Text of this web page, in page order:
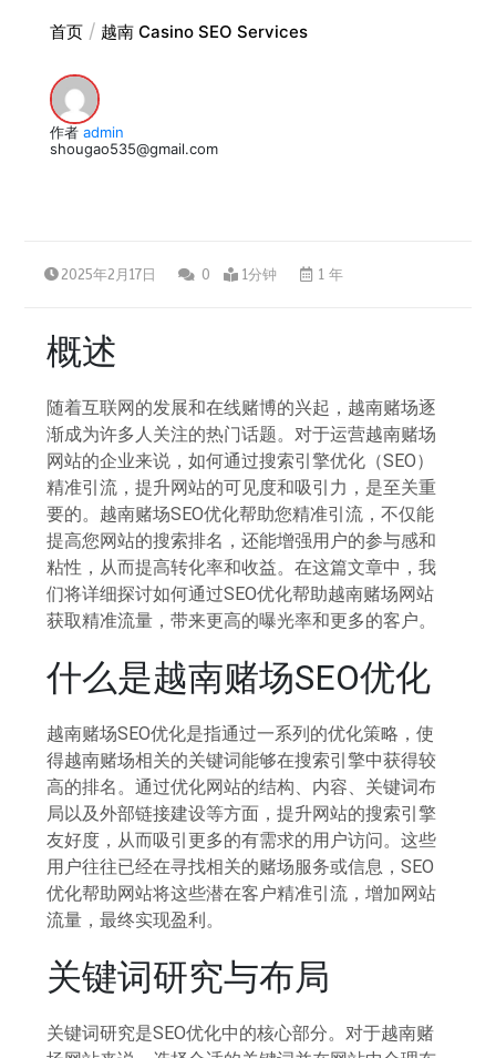
首页 越南 Casino SEO Services
作者 admin
shougao535@gmail.com
2025年2月17日 0 1分钟 1 年
概述
随着互联网的发展和在线赌博的兴起，越南赌场逐
渐成为许多人关注的热门话题。对于运营越南赌场
网站的企业来说，如何通过搜索引擎优化（SEO）
精准引流，提升网站的可见度和吸引力，是至关重
要的。越南赌场SEO优化帮助您精准引流，不仅能
提高您网站的搜索排名，还能增强用户的参与感和
粘性，从而提高转化率和收益。在这篇文章中，我
们将详细探讨如何通过SEO优化帮助越南赌场网站
获取精准流量，带来更高的曝光率和更多的客户。
什么是越南赌场SEO优化
越南赌场SEO优化是指通过一系列的优化策略，使
得越南赌场相关的关键词能够在搜索引擎中获得较
高的排名。通过优化网站的结构、内容、关键词布
局以及外部链接建设等方面，提升网站的搜索引擎
友好度，从而吸引更多的有需求的用户访问。这些
用户往往已经在寻找相关的赌场服务或信息，SEO
优化帮助网站将这些潜在客户精准引流，增加网站
流量，最终实现盈利。
关键词研究与布局
关键词研究是SEO优化中的核心部分。对于越南赌